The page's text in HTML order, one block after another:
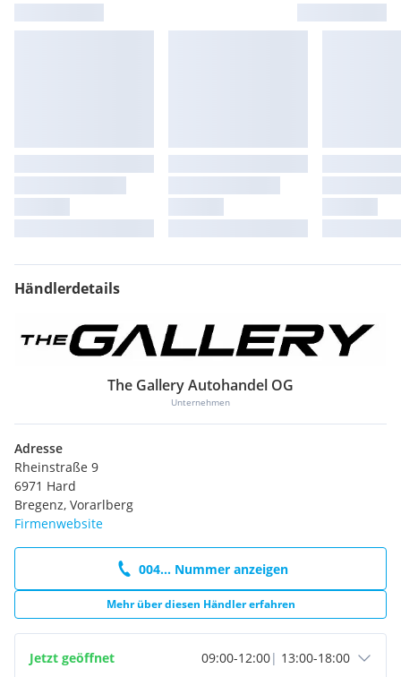
LED-Innenraumbeleuchtung inkl. Multicolour-
Händlerdetails
The Gallery Autohandel OG
Unternehmen
Adresse
Rheinstraße 9
6971 Hard
Bregenz, Vorarlberg
Firmenwebsite
004... Nummer anzeigen
Mehr über diesen Händler erfahren
Jetzt geöffnet 09:00-12:00| 13:00-18:00